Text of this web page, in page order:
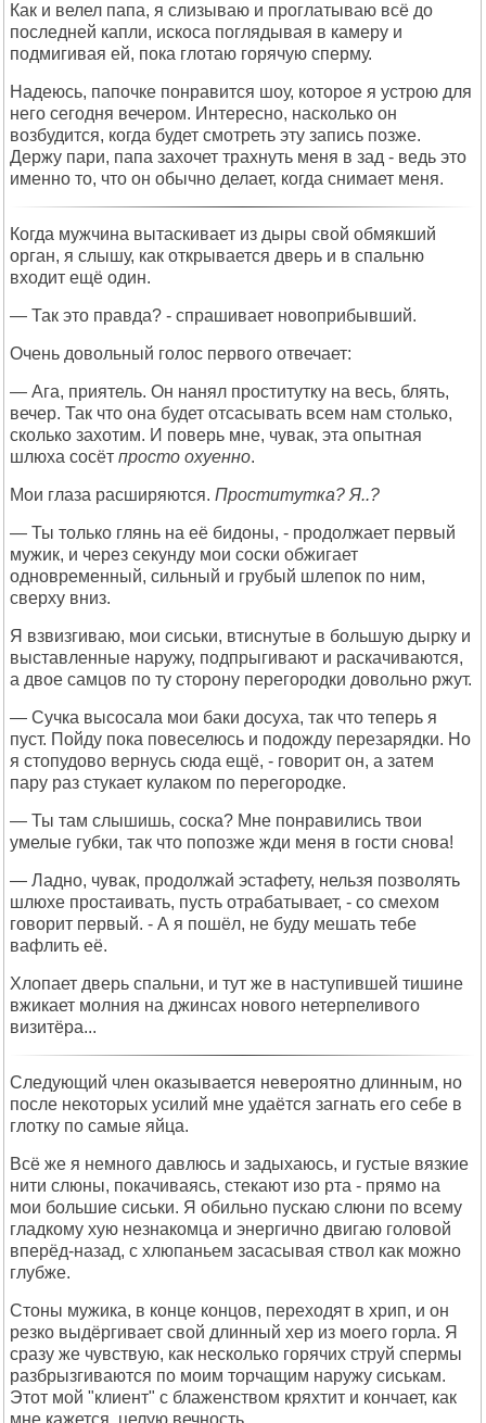
Как и велел папа, я слизываю и проглатываю всё до
последней капли, искоса поглядывая в камеру и
подмигивая ей, пока глотаю горячую сперму.
Надеюсь, папочке понравится шоу, которое я устрою для
него сегодня вечером. Интересно, насколько он
возбудится, когда будет смотреть эту запись позже.
Держу пари, папа захочет трахнуть меня в зад - ведь это
именно то, что он обычно делает, когда снимает меня.
Когда мужчина вытаскивает из дыры свой обмякший
орган, я слышу, как открывается дверь и в спальню
входит ещё один.
— Так это правда? - спрашивает новоприбывший.
Очень довольный голос первого отвечает:
— Ага, приятель. Он нанял проститутку на весь, блять,
вечер. Так что она будет отсасывать всем нам столько,
сколько захотим. И поверь мне, чувак, эта опытная
шлюха сосёт просто охуенно.
Мои глаза расширяются. Проститутка? Я..?
— Ты только глянь на её бидоны, - продолжает первый
мужик, и через секунду мои соски обжигает
одновременный, сильный и грубый шлепок по ним,
сверху вниз.
Я взвизгиваю, мои сиськи, втиснутые в большую дырку и
выставленные наружу, подпрыгивают и раскачиваются,
а двое самцов по ту сторону перегородки довольно ржут.
— Сучка высосала мои баки досуха, так что теперь я
пуст. Пойду пока повеселюсь и подожду перезарядки. Но
я стопудово вернусь сюда ещё, - говорит он, а затем
пару раз стукает кулаком по перегородке.
— Ты там слышишь, соска? Мне понравились твои
умелые губки, так что попозже жди меня в гости снова!
— Ладно, чувак, продолжай эстафету, нельзя позволять
шлюхе простаивать, пусть отрабатывает, - со смехом
говорит первый. - А я пошёл, не буду мешать тебе
вафлить её.
Хлопает дверь спальни, и тут же в наступившей тишине
вжикает молния на джинсах нового нетерпеливого
визитёра...
Следующий член оказывается невероятно длинным, но
после некоторых усилий мне удаётся загнать его себе в
глотку по самые яйца.
Всё же я немного давлюсь и задыхаюсь, и густые вязкие
нити слюны, покачиваясь, стекают изо рта - прямо на
мои большие сиськи. Я обильно пускаю слюни по всему
гладкому хую незнакомца и энергично двигаю головой
вперёд-назад, с хлюпаньем засасывая ствол как можно
глубже.
Стоны мужика, в конце концов, переходят в хрип, и он
резко выдёргивает свой длинный хер из моего горла. Я
сразу же чувствую, как несколько горячих струй спермы
разбрызгиваются по моим торчащим наружу сиськам.
Этот мой "клиент" с блаженством кряхтит и кончает, как
мне кажется, целую вечность.